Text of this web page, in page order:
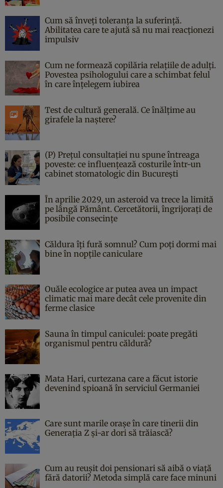
Cum să înveți toleranța la suferință.
Abilitatea care te ajută să nu mai reacționezi
impulsiv
Cum ne formează copilăria relațiile de adulți.
Povestea psihologului care a schimbat felul
în care înțelegem iubirea
Test de cultură generală. Ce înălțime au
girafele la naștere?
(P) Prețul consultației nu spune întreaga
poveste: ce influențează costurile într-un
cabinet stomatologic din București
În aprilie 2029, un asteroid va trece la limită
pe lângă Pământ. Cercetătorii, îngrijorați de
posibile consecințe
Căldura îți fură somnul? Cum poți dormi mai
bine în nopțile caniculare
Ouăle ecologice ar putea avea un impact
climatic mai mare decât cele provenite din
ferme clasice
Sauna în timpul caniculei: poate pregăti
organismul pentru căldură?
Mata Hari, curtezana care a făcut istorie
devenind spioană în serviciul Germaniei
Care sunt marile orașe în care tinerii din
Generația Z și-ar dori să trăiască?
Cum au reușit doi pensionari să aibă o viață
fără datorii? Metoda simplă care face minuni